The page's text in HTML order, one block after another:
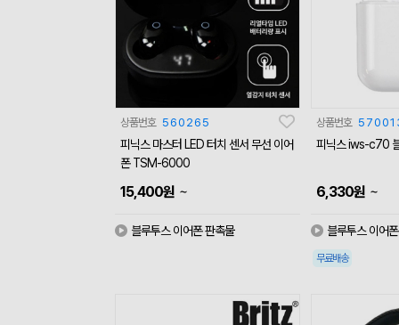
상품번호 560265
피닉스 마스터 LED 터치 센서 무선 이어
폰 TSM-6000
15,400원 ~
블루투스 이어폰 판촉물
상품번호
피닉스 iws-c70
6,330원 ~
블루투스 이어
무료배송